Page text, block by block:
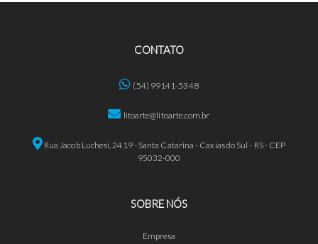
CONTATO
(54) 99141-5348
litoarte@litoarte.com.br
Rua Jacob Luchesi, 2419 - Santa Catarina - Caxias do Sul - RS - CEP
95032-000
SOBRE NÓS
Empresa